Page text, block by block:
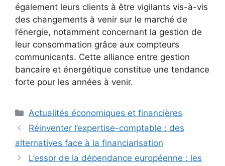
également leurs clients à être vigilants vis-à-vis
des changements à venir sur le marché de
l’énergie, notamment concernant la gestion de
leur consommation grâce aux compteurs
communicants. Cette alliance entre gestion
bancaire et énergétique constitue une tendance
forte pour les années à venir.
Catégories
Actualités économiques et financières
Réinventer l’expertise-comptable : des
alternatives face à la financiarisation
L’essor de la dépendance européenne : les